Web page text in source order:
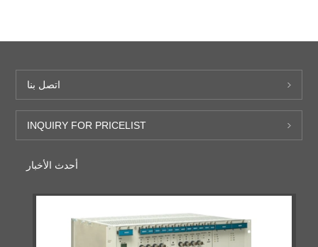
اتصل بنا
INQUIRY FOR PRICELIST
أحدث الأخبار